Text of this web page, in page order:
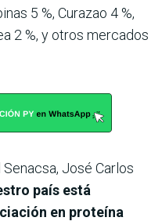
5 %, Curazao 4 %,
2 %, y otros mercados
José Carlos
país está
en proteína